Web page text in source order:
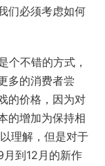
们必须考虑如何
不错的方式，
多的消费者尝
的价格，因为对
的增加为保持相
理解，但是对于
到12月的新作